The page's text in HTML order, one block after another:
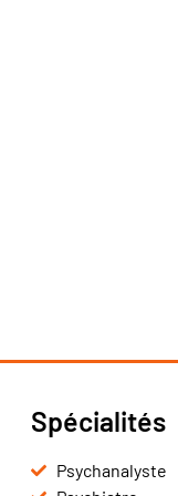
Spécialités
Psychanalyste